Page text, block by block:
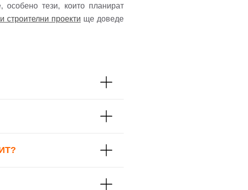
тези, които планират
строителни проекти ще доведе